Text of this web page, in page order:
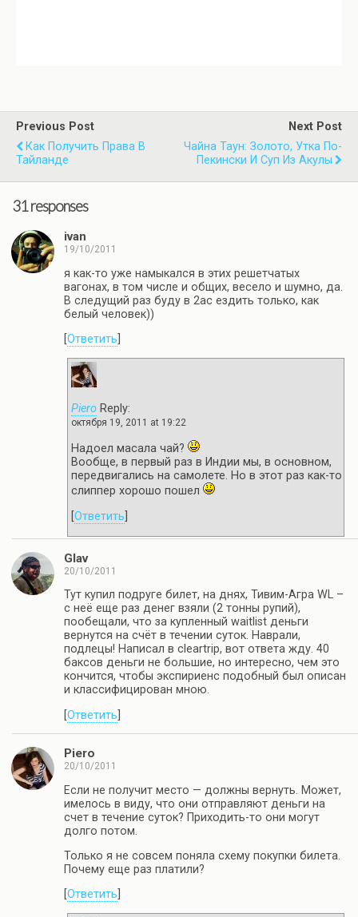
Previous Post
Как Получить Права В
Тайланде
Next Post
Чайна Таун: Золото, Утка По-
Пекински И Суп Из Акулы
31 responses
ivan
19/10/2011
я как-то уже намыкался в этих решетчатых
вагонах, в том числе и общих, весело и шумно, да.
В следущий раз буду в 2ас ездить только, как
белый человек))
Ответить
Piero Reply:
октября 19, 2011 at 19:22
Надоел масала чай?
Вообще, в первый раз в Индии мы, в основном,
передвигались на самолете. Но в этот раз как-то
слиппер хорошо пошел
Ответить
Glav
20/10/2011
Тут купил подруге билет, на днях, Тивим-Агра WL –
с неё еще раз денег взяли (2 тонны рупий),
пообещали, что за купленный waitlist деньги
вернутся на счёт в течении суток. Наврали,
подлецы! Написал в cleartrip, вот ответа жду. 40
баксов деньги не большие, но интересно, чем это
кончится, чтобы экспириенс подобный был описан
и классифицирован мною.
Ответить
Piero
20/10/2011
Если не получит место — должны вернуть. Может,
имелось в виду, что они отправляют деньги на
счет в течение суток? Приходить-то они могут
долго потом.
Только я не совсем поняла схему покупки билета.
Почему еще раз платили?
Ответить